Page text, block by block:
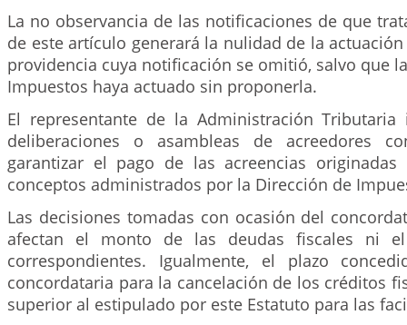
La no observancia de las notificaciones de que
de este artículo generará la nulidad de la
providencia cuya notificación se omitió, salvo que
Impuestos haya actuado sin proponerla.
El representante de la Administración
deliberaciones o asambleas de acreedores
garantizar el pago de las acreencias
conceptos administrados por la Dirección de
Las decisiones tomadas con ocasión del
afectan el monto de las deudas fiscales ni
correspondientes. Igualmente, el plazo
concordataria para la cancelación de los créditos
superior al estipulado por este Estatuto para las